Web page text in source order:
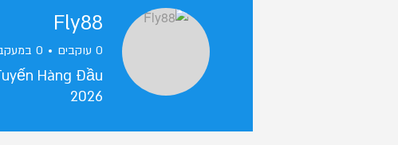
Fly88
0 עוקבים 0
Hàng Đầu
2026